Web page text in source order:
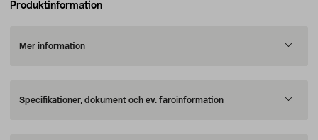
Produktinformation
Mer information
Specifikationer, dokument och ev. faroinformation